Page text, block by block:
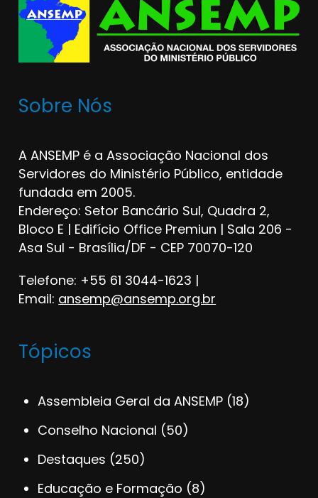
Sobre Nós
A ANSEMP é a Associação Nacional dos
Servidores do Ministério Público, entidade
fundada em 2005.
Endereço: Setor Bancário Sul, Quadra 2,
Bloco E | Edifício Office Premiun | Sala 206 -
Asa Sul - Brasília/DF - CEP 70070-120
Telefone: +55 61 3044-1623 |
Email: ansemp@ansemp.org.br
Tópicos
Assembleia Geral da ANSEMP (18)
Conselho Nacional (50)
Destaques (250)
Educação e Formação (8)